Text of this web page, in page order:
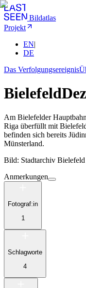
Bildatlas
Projekt
EN|
DE
Das Verfolgungsereignis
Bielefeld
Am Bielefelder
Riga überfüllt mit
befinden sich bereits
Münsterland.
Bild: Stadtarchiv Bielefeld
Anmerkungen
Fotograf:in
1
Schlagworte
4